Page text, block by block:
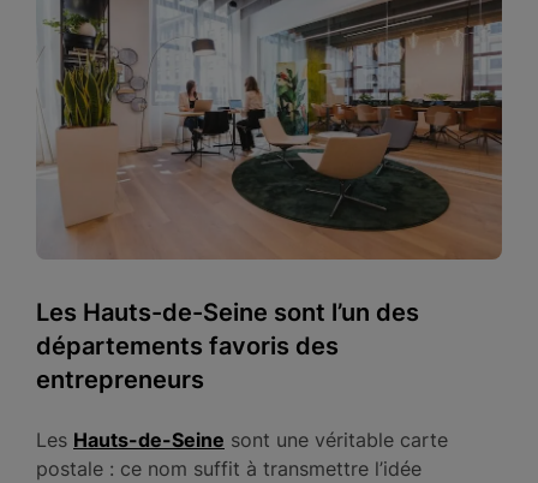
Les Hauts-de-Seine sont l’un des
départements favoris des
entrepreneurs
Les Hauts-de-Seine sont une véritable carte
postale : ce nom suffit à transmettre l’idée